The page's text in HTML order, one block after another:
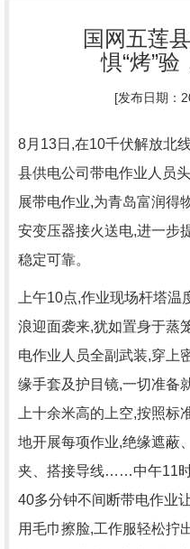
国网五莲
惧“烤”验
[发布日期：
8月13日,在10千伏解放北
县供电公司带电作业人员
展带电作业,为青岛富润得
安变压器接火送电,进一步
稳定可靠。
上午10点,作业现场杆塔
浪迎面袭来,犹如置身于蒸
电作业人员全副武装,穿上
缘手套及护目镜,一切准备
上十余米高的上空,按照
地开展每项作业,绝缘遮蔽
夹、搭接导线……中午11
40多分钟不间断带电作业
用毛巾擦脸,工作服轻松拧